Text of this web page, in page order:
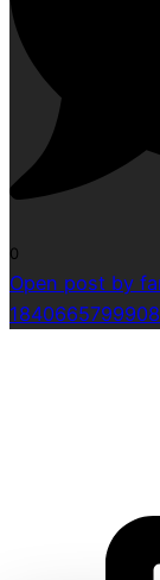
0
Open post by